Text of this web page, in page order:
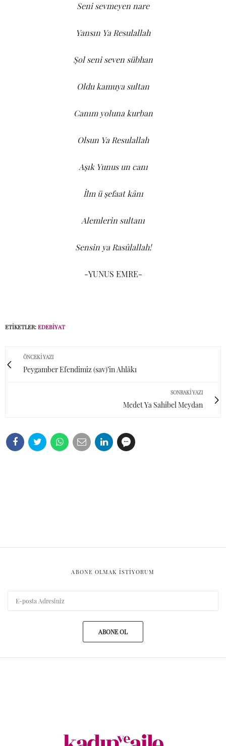
Seni sevmeyen nare
Yansın Ya Resulallah
Şol seni seven sübhan
Oldu kamuya sultan
Canım yoluna kurban
Olsun Ya Resulallah
Aşık Yunus un canı
İlm ü şefaat kânı
Alemlerin sultanı
Sensin ya Rasûlallah!
-YUNUS EMRE-
ETIKETLER: EDEBIYAT
ÖNCEKI YAZI
Peygamber Efendimiz (sav)’in Ahlâkı
SONRAKI YAZI
Medet Ya Sahibel Meydan
ABONE OLMAK ISTIYORUM
ABONE OL